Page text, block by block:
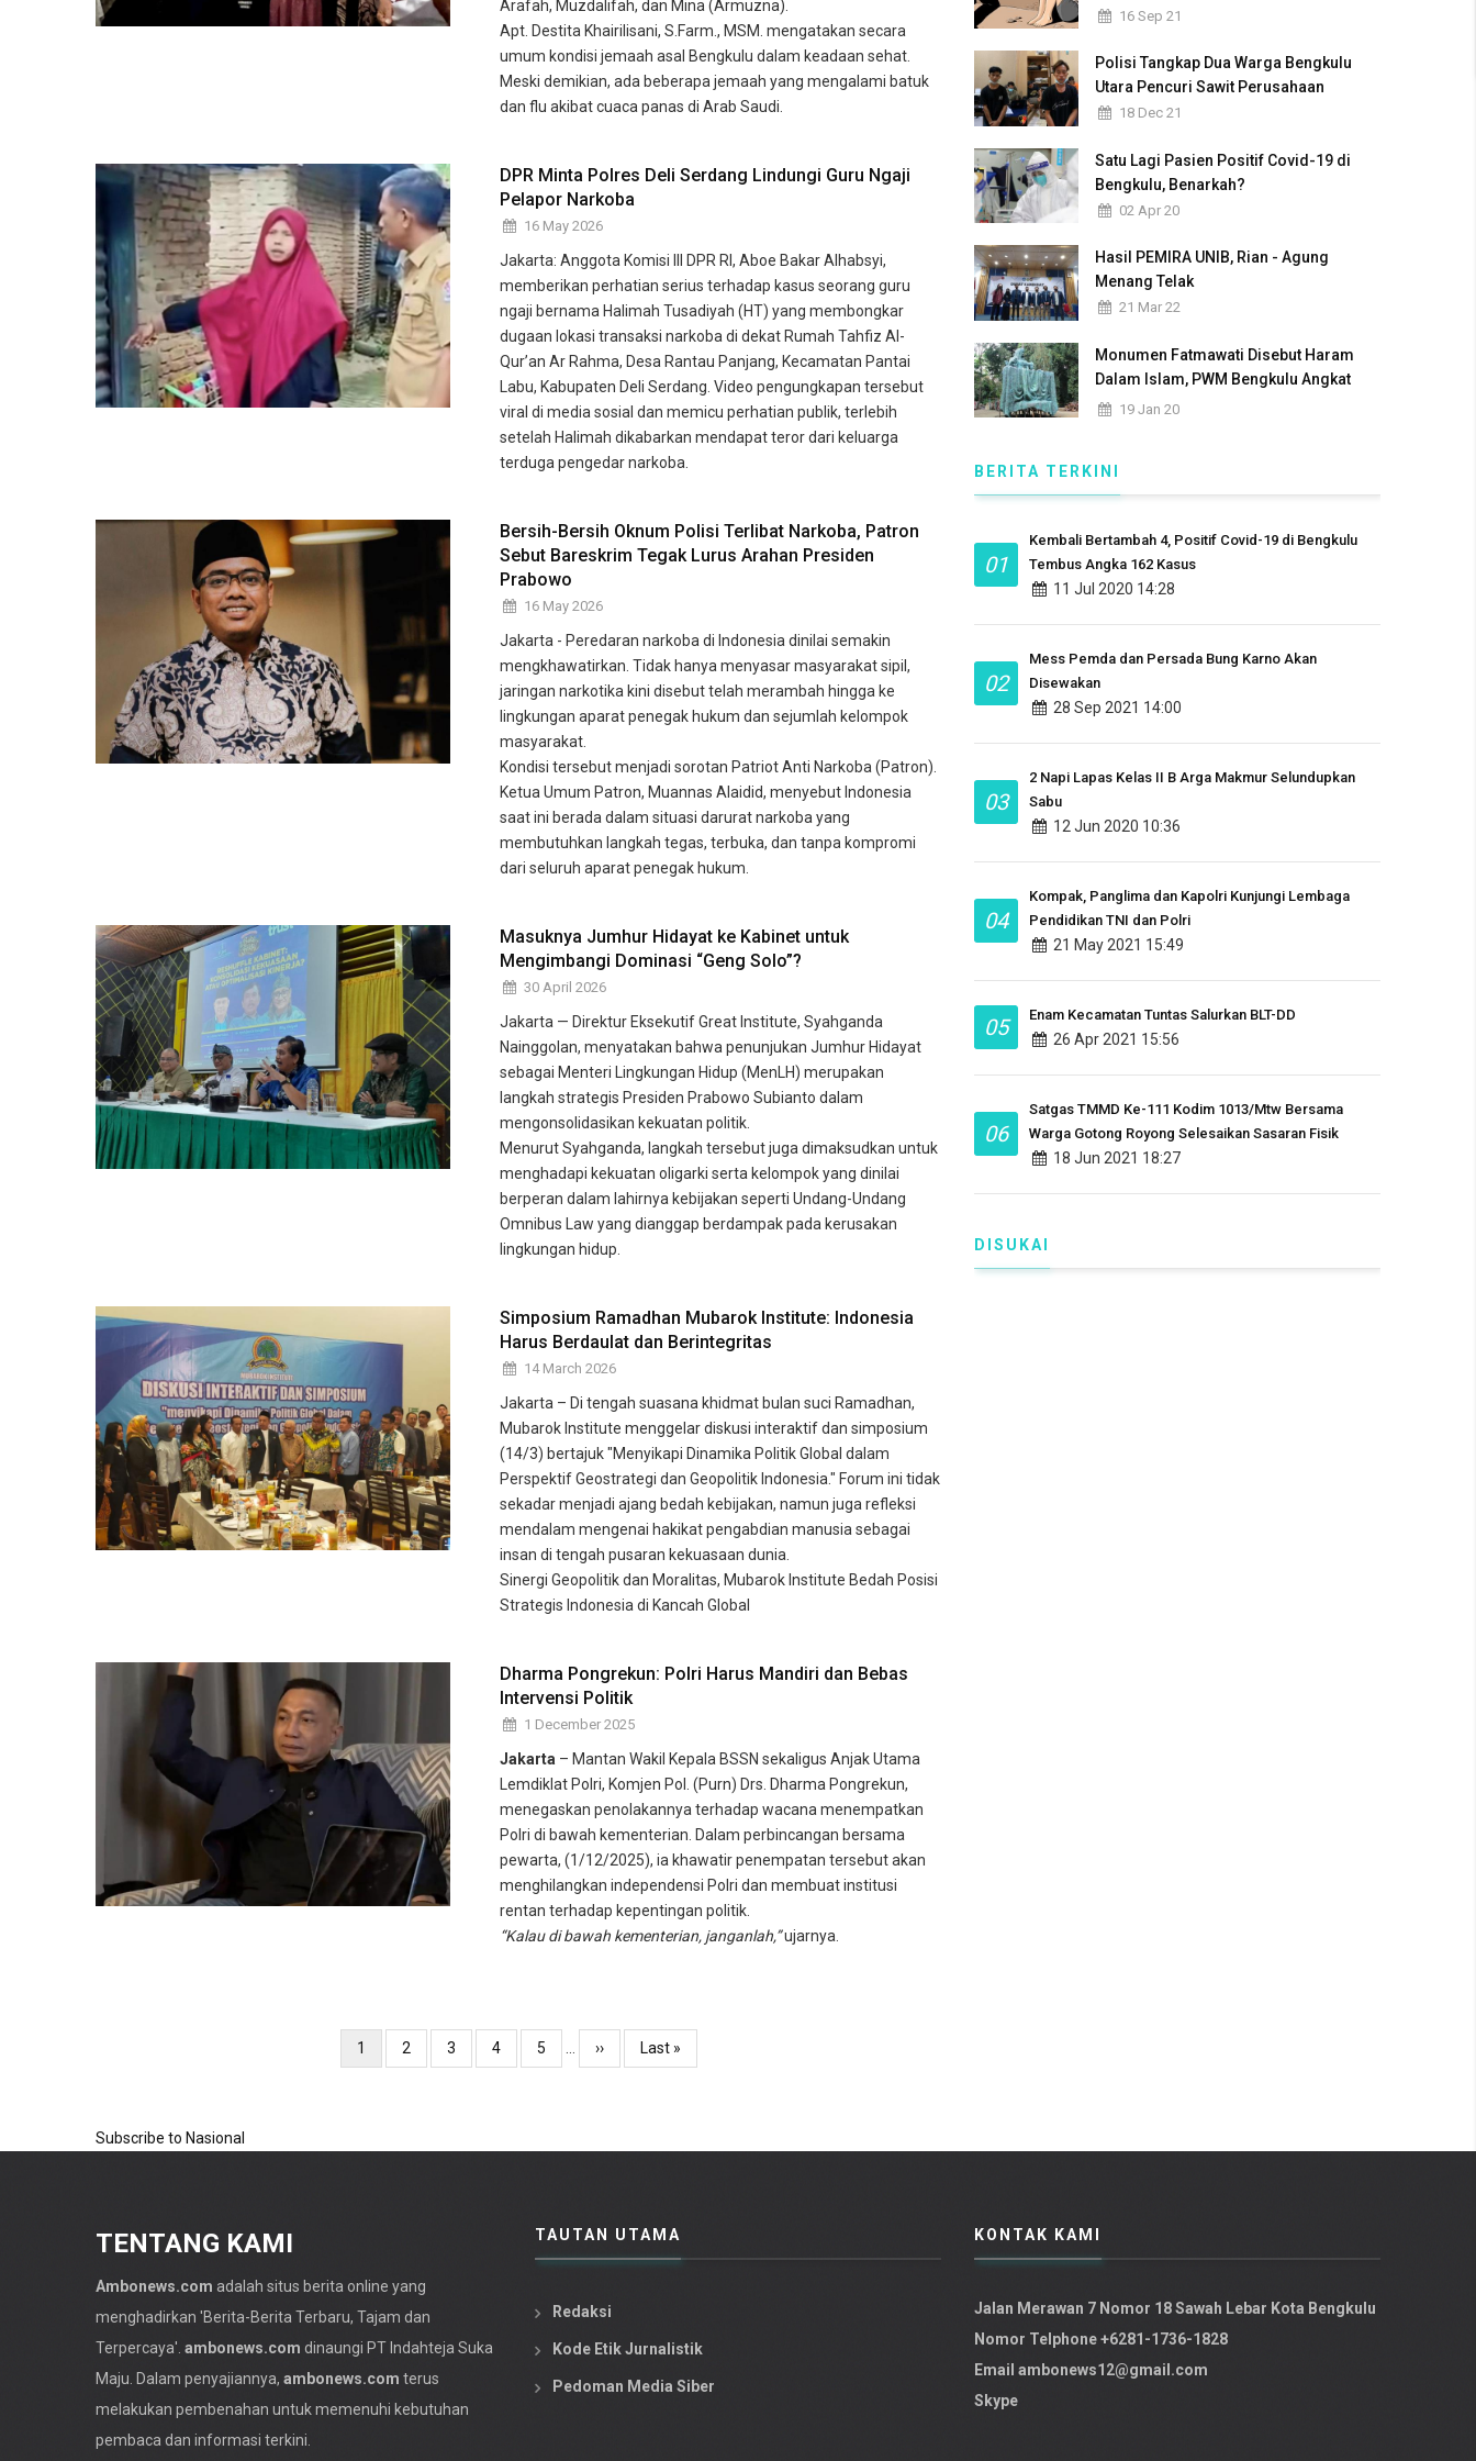
Arafah, Muzdalifah, dan Mina (Armuzna).
Apt. Destita Khairilisani, S.Farm., MSM. mengatakan secara
umum kondisi jemaah asal Bengkulu dalam keadaan sehat.
Meski demikian, ada beberapa jemaah yang mengalami batuk
dan flu akibat cuaca panas di Arab Saudi.
DPR Minta Polres Deli Serdang Lindungi Guru Ngaji
Pelapor Narkoba
16 May 2026
Jakarta: Anggota Komisi III DPR RI, Aboe Bakar Alhabsyi,
memberikan perhatian serius terhadap kasus seorang guru
ngaji bernama Halimah Tusadiyah (HT) yang membongkar
dugaan lokasi transaksi narkoba di dekat Rumah Tahfiz Al-
Qur’an Ar Rahma, Desa Rantau Panjang, Kecamatan Pantai
Labu, Kabupaten Deli Serdang. Video pengungkapan tersebut
viral di media sosial dan memicu perhatian publik, terlebih
setelah Halimah dikabarkan mendapat teror dari keluarga
terduga pengedar narkoba.
Bersih-Bersih Oknum Polisi Terlibat Narkoba, Patron
Sebut Bareskrim Tegak Lurus Arahan Presiden
Prabowo
16 May 2026
Jakarta - Peredaran narkoba di Indonesia dinilai semakin
mengkhawatirkan. Tidak hanya menyasar masyarakat sipil,
jaringan narkotika kini disebut telah merambah hingga ke
lingkungan aparat penegak hukum dan sejumlah kelompok
masyarakat.
Kondisi tersebut menjadi sorotan Patriot Anti Narkoba (Patron).
Ketua Umum Patron, Muannas Alaidid, menyebut Indonesia
saat ini berada dalam situasi darurat narkoba yang
membutuhkan langkah tegas, terbuka, dan tanpa kompromi
dari seluruh aparat penegak hukum.
Masuknya Jumhur Hidayat ke Kabinet untuk
Mengimbangi Dominasi “Geng Solo”?
30 April 2026
Jakarta — Direktur Eksekutif Great Institute, Syahganda
Nainggolan, menyatakan bahwa penunjukan Jumhur Hidayat
sebagai Menteri Lingkungan Hidup (MenLH) merupakan
langkah strategis Presiden Prabowo Subianto dalam
mengonsolidasikan kekuatan politik.
Menurut Syahganda, langkah tersebut juga dimaksudkan untuk
menghadapi kekuatan oligarki serta kelompok yang dinilai
berperan dalam lahirnya kebijakan seperti Undang-Undang
Omnibus Law yang dianggap berdampak pada kerusakan
lingkungan hidup.
Simposium Ramadhan Mubarok Institute: Indonesia
Harus Berdaulat dan Berintegritas
14 March 2026
Jakarta – Di tengah suasana khidmat bulan suci Ramadhan,
Mubarok Institute menggelar diskusi interaktif dan simposium
(14/3) bertajuk "Menyikapi Dinamika Politik Global dalam
Perspektif Geostrategi dan Geopolitik Indonesia." Forum ini tidak
sekadar menjadi ajang bedah kebijakan, namun juga refleksi
mendalam mengenai hakikat pengabdian manusia sebagai
insan di tengah pusaran kekuasaan dunia.
Sinergi Geopolitik dan Moralitas, Mubarok Institute Bedah Posisi
Strategis Indonesia di Kancah Global
Dharma Pongrekun: Polri Harus Mandiri dan Bebas
Intervensi Politik
1 December 2025
Jakarta – Mantan Wakil Kepala BSSN sekaligus Anjak Utama
Lemdiklat Polri, Komjen Pol. (Purn) Drs. Dharma Pongrekun,
menegaskan penolakannya terhadap wacana menempatkan
Polri di bawah kementerian. Dalam perbincangan bersama
pewarta, (1/12/2025), ia khawatir penempatan tersebut akan
menghilangkan independensi Polri dan membuat institusi
rentan terhadap kepentingan politik.
“Kalau di bawah kementerian, janganlah,”ujarnya.
Current
page
1 Page
2 Page
3 Page
4 Page
5
Next
page
››
Last
page
Last »
Subscribe to Nasional
16 Sep 21
Polisi Tangkap Dua Warga Bengkulu
Utara Pencuri Sawit Perusahaan
18 Dec 21
Satu Lagi Pasien Positif Covid-19 di
Bengkulu, Benarkah?
02 Apr 20
Hasil PEMIRA UNIB, Rian - Agung
Menang Telak
21 Mar 22
Monumen Fatmawati Disebut Haram
Dalam Islam, PWM Bengkulu Angkat
Bicara19 Jan 20
BERITA TERKINI
01
Kembali Bertambah 4, Positif Covid-19 di Bengkulu
Tembus Angka 162 Kasus
11 Jul 2020 14:28
02
Mess Pemda dan Persada Bung Karno Akan
Disewakan
28 Sep 2021 14:00
03
2 Napi Lapas Kelas II B Arga Makmur Selundupkan
Sabu
12 Jun 2020 10:36
04
Kompak, Panglima dan Kapolri Kunjungi Lembaga
Pendidikan TNI dan Polri
21 May 2021 15:49
05 Enam Kecamatan Tuntas Salurkan BLT-DD
26 Apr 2021 15:56
06
Satgas TMMD Ke-111 Kodim 1013/Mtw Bersama
Warga Gotong Royong Selesaikan Sasaran Fisik
18 Jun 2021 18:27
DISUKAI
TENTANG KAMI
Ambonews.com adalah situs berita online yang
menghadirkan 'Berita-Berita Terbaru, Tajam dan
Terpercaya'. ambonews.com dinaungi PT Indahteja Suka
Maju. Dalam penyajiannya, ambonews.com terus
melakukan pembenahan untuk memenuhi kebutuhan
pembaca dan informasi terkini.
TAUTAN UTAMA
Redaksi
Kode Etik Jurnalistik
Pedoman Media Siber
KONTAK KAMI
Jalan Merawan 7 Nomor 18 Sawah Lebar Kota Bengkulu
Nomor Telphone +6281-1736-1828
Email ambonews12@gmail.com
Skype